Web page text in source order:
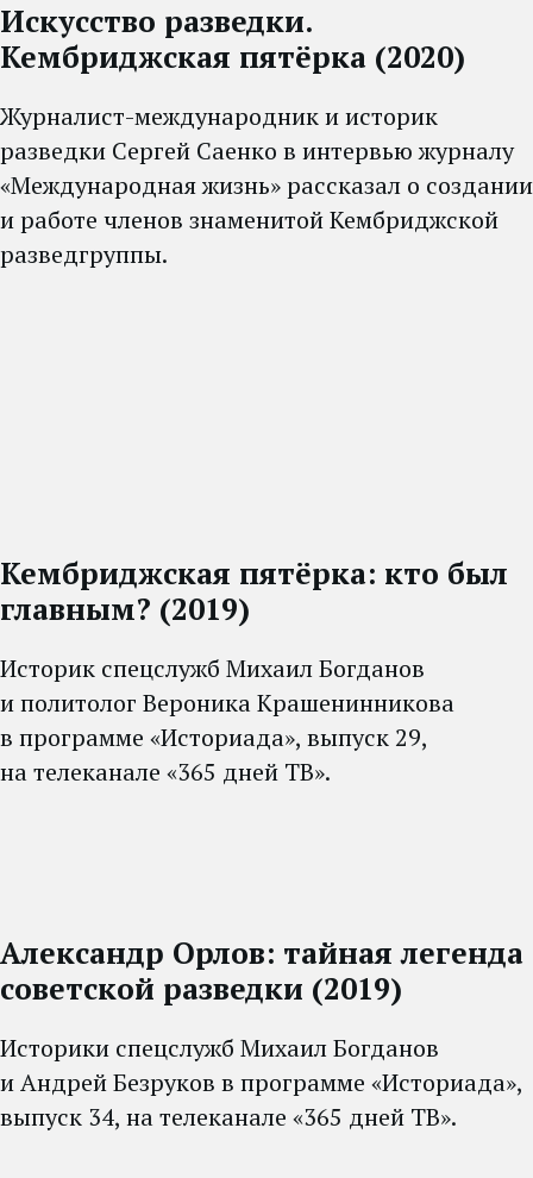
Искусство разведки.
Кембриджская пятёрка (2020)
Журналист-международник и историк
разведки Сергей Саенко в интервью журналу
«Международная жизнь» рассказал о создании
и работе членов знаменитой Кембриджской
разведгруппы.
Кембриджская пятёрка: кто был
главным? (2019)
Историк спецслужб Михаил Богданов
и политолог Вероника Крашенинникова
в программе «Историада», выпуск 29,
на телеканале «365 дней ТВ».
Александр Орлов: тайная легенда
советской разведки (2019)
Историки спецслужб Михаил Богданов
и Андрей Безруков в программе «Историада»,
выпуск 34, на телеканале «365 дней ТВ».